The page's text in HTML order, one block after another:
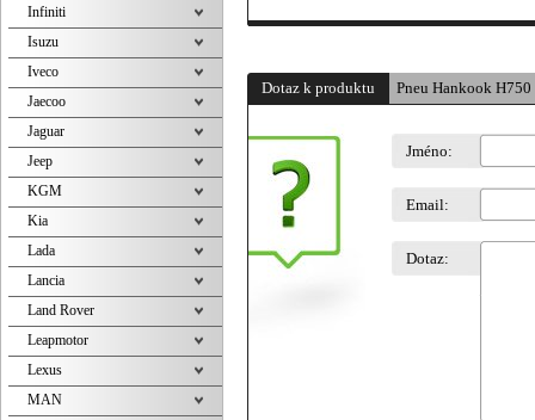
Dotaz k produktu Pneu Hankook
Jméno:
Email:
Dotaz:
Infiniti
Isuzu
Iveco
Jaecoo
Jaguar
Jeep
KGM
Kia
Lada
Lancia
Land Rover
Leapmotor
Lexus
MAN